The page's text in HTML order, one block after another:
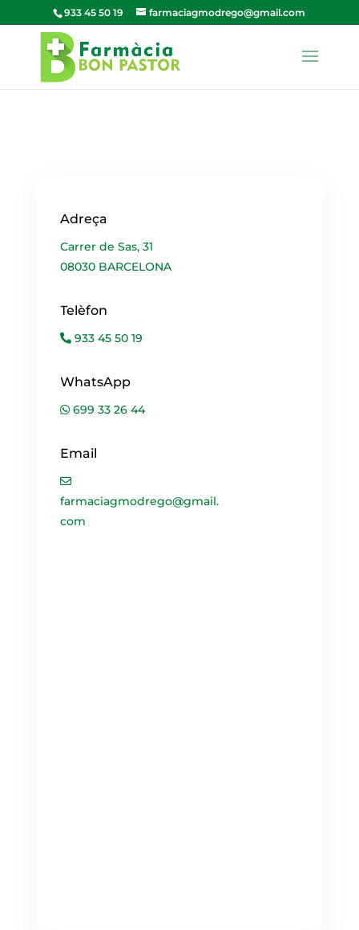
933 45 50 19 farmaciagmodrego@gmail.com
Adreça
Carrer de Sas, 31
08030 BARCELONA
Telèfon
933 45 50 19
WhatsApp
699 33 26 44
Email
farmaciagmodrego@gmail.
com